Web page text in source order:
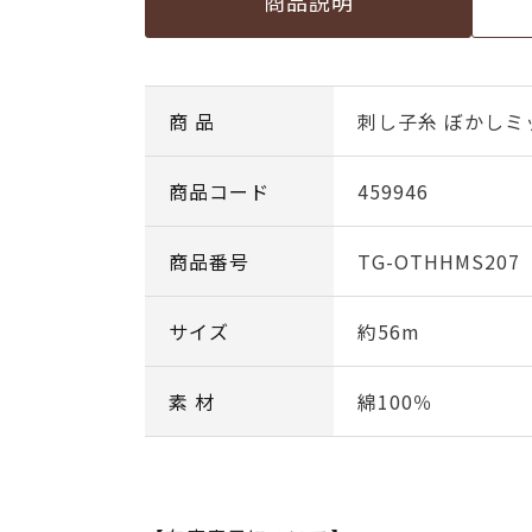
商 品 刺し子糸 ぼかし
商品コード 459946
商品番号 TG-OTHHMS207
サイズ 約56m
素 材 綿100％